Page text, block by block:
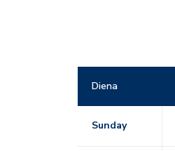
Diena
Sunday